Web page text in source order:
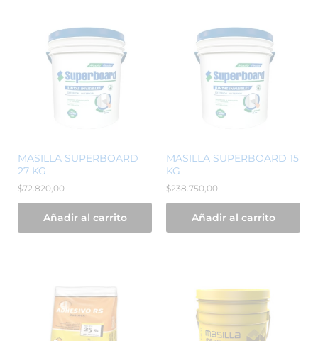
MASILLA SUPERBOARD
27 KG
$72.820,00
Añadir al carrito
MASILLA SUPERBOARD 15
KG
$238.750,00
Añadir al carrito